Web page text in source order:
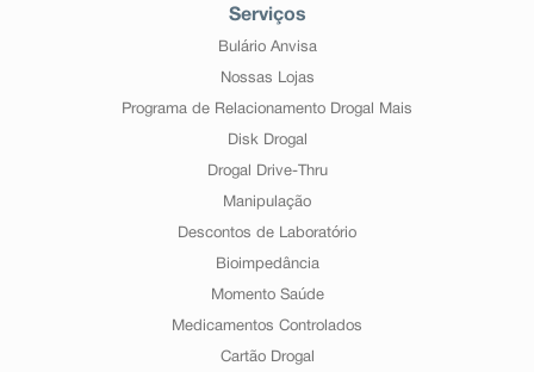
Serviços
Bulário Anvisa
Nossas Lojas
Programa de Relacionamento Drogal Mais
Disk Drogal
Drogal Drive-Thru
Manipulação
Descontos de Laboratório
Bioimpedância
Momento Saúde
Medicamentos Controlados
Cartão Drogal